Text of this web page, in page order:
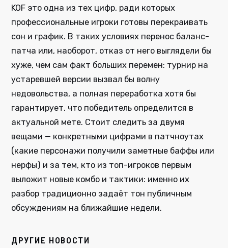
KOF это одна из тех цифр, ради которых
профессиональные игроки готовы перекраивать
сон и график. В таких условиях перенос баланс-
патча или, наоборот, отказ от него выглядели бы
хуже, чем сам факт больших перемен: турнир на
устаревшей версии вызвал бы волну
недовольства, а полная переработка хотя бы
гарантирует, что победитель определится в
актуальной мете. Стоит следить за двумя
вещами — конкретными цифрами в патчноутах
(какие персонажи получили заметные баффы или
нерфы) и за тем, кто из топ-игроков первым
выложит новые комбо и тактики: именно их
разбор традиционно задаёт тон публичным
обсуждениям на ближайшие недели.
ДРУГИЕ НОВОСТИ